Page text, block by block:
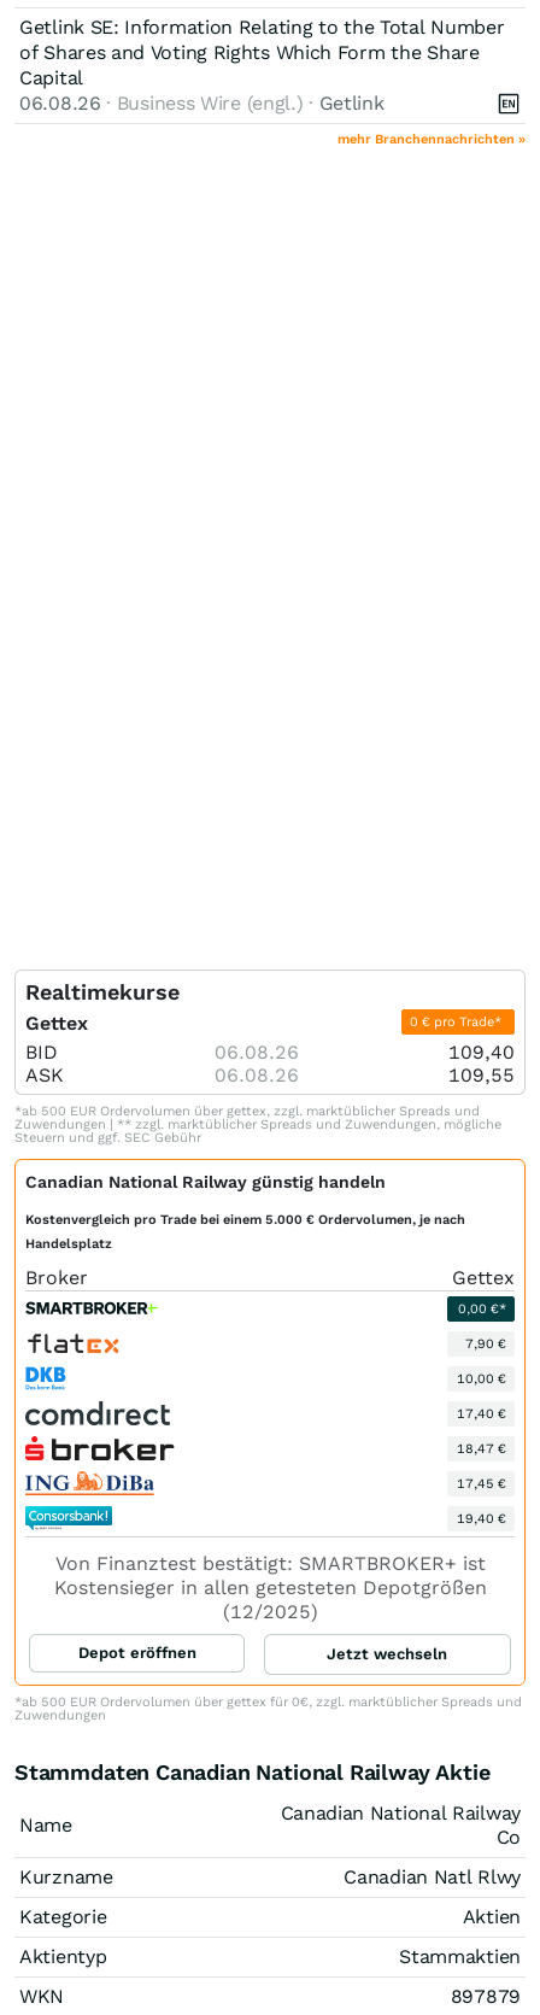
Getlink SE: Information Relating to the Total Number
of Shares and Voting Rights Which Form the Share
Capital
06.08.26 · Business Wire (engl.) · Getlink
mehr Branchennachrichten »
Realtimekurse
Gettex 0 € pro Trade*
BID 06.08.26
109,40
ASK
06.08.26 109,55
*ab 500 EUR Ordervolumen über gettex, zzgl. marktüblicher Spreads und
Zuwendungen | ** zzgl. marktüblicher Spreads und Zuwendungen, mögliche
Steuern und ggf. SEC Gebühr
Canadian National Railway günstig handeln
Kostenvergleich pro Trade bei einem 5.000 € Ordervolumen, je nach
Handelsplatz
Broker Gettex
0,00 €*
7,90 €
10,00 €
17,40 €
18,47 €
17,45 €
19,40 €
Von Finanztest bestätigt: SMARTBROKER+ ist
Kostensieger in allen getesteten Depotgrößen
(12/2025)
Depot eröffnen Jetzt wechseln
*ab 500 EUR Ordervolumen über gettex für 0€, zzgl. marktüblicher Spreads und
Zuwendungen
Stammdaten Canadian National Railway Aktie
Name
Canadian National Railway
Co
Kurzname
Canadian Natl Rlwy
Kategorie
Aktien
Aktientyp
Stammaktien
WKN
897879